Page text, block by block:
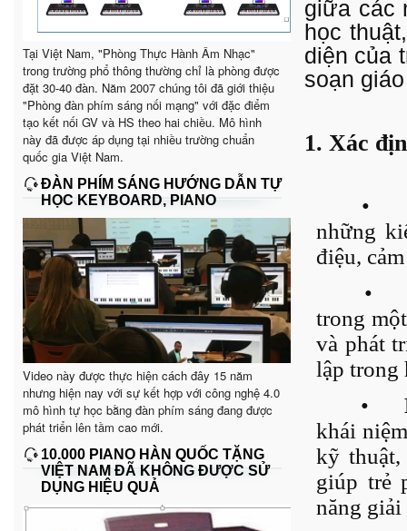
Tại Việt Nam, "Phòng Thực Hành Âm Nhạc"
trong trường phổ thông thường chỉ là phòng được
đặt 30-40 đàn. Năm 2007 chúng tôi đã giới thiệu
"Phòng đàn phím sáng nối mạng" với đặc điểm
tạo kết nối GV và HS theo hai chiều. Mô hình
này đã được áp dụng tại nhiều trường chuẩn
quốc gia Việt Nam.
ĐÀN PHÍM SÁNG HƯỚNG DẪN TỰ
HỌC KEYBOARD, PIANO
Video này được thực hiện cách đây 15 năm
nhưng hiện nay với sự kết hợp với công nghệ 4.0
mô hình tự học bằng đàn phím sáng đang được
phát triển lên tầm cao mới.
10.000 PIANO HÀN QUỐC TẶNG
VIỆT NAM ĐÃ KHÔNG ĐƯỢC SỬ
DỤNG HIỆU QUẢ
giữa các
học
diện của
soạn
1. Xác
•
những
điệu,
•
trong
và phát
lập trong
•
khái
kỹ thuật,
giúp trẻ
năng giải